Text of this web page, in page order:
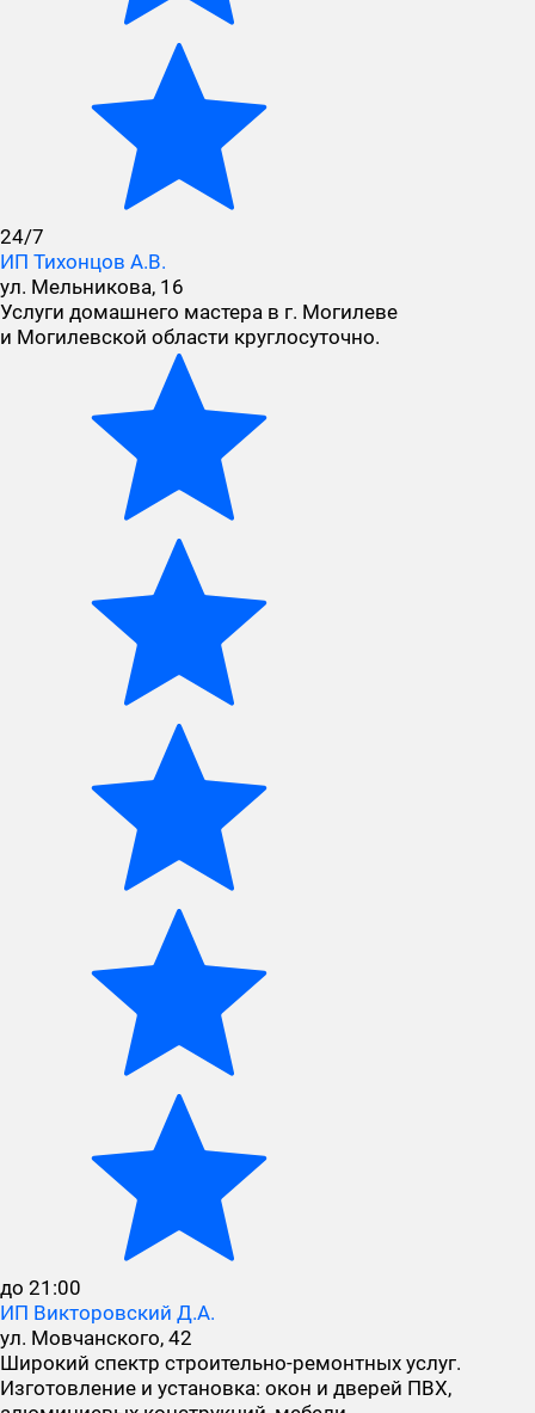
24/7
ИП Тихонцов А.В.
ул. Мельникова, 16
Услуги домашнего мастера в г. Могилеве
и Могилевской области круглосуточно.
до 21:00
ИП Викторовский Д.А.
ул. Мовчанского, 42
Широкий спектр строительно-ремонтных услуг.
Изготовление и установка: окон и дверей ПВХ,